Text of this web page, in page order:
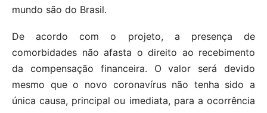
mundo são do Brasil.
De acordo com o projeto, a presença de
comorbidades não afasta o direito ao recebimento
da compensação financeira. O valor será devido
mesmo que o novo coronavírus não tenha sido a
única causa, principal ou imediata, para a ocorrência